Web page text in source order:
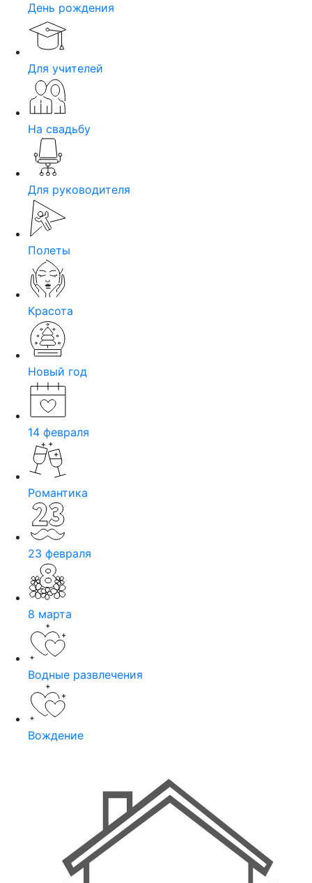
День рождения
Для учителей
На свадьбу
Для руководителя
Полеты
Красота
Новый год
14 февраля
Романтика
23 февраля
8 марта
Водные развлечения
Вождение